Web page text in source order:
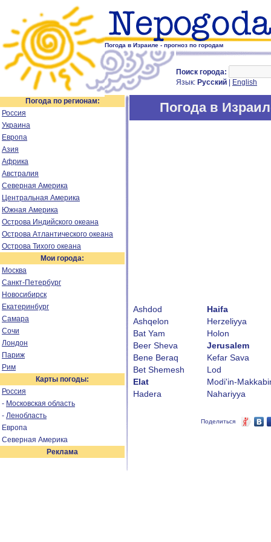
Погода в Израиле - прогноз по городам
Поиск города:
Язык: Русский English
Погода по регионам:
Россия
Украина
Европа
Азия
Африка
Австралия
Северная Америка
Центральная Америка
Южная Америка
Острова Индийского океана
Острова Атлантического океана
Острова Тихого океана
Мои города:
Москва
Санкт-Петербург
Новосибирск
Екатеринбург
Самара
Сочи
Лондон
Париж
Рим
Карты погоды:
Россия
- Московская область
- Ленобласть
Европа
Северная Америка
Реклама
Погода в
Ashdod
Ashqelon
Bat Yam
Beer Sheva
Bene Beraq
Bet Shemesh
Elat
Hadera
Haifa
Herzeliyya
Holon
Jerusalem
Kefar Sava
Lod
Modi'in-
Nahariyya
Поделиться